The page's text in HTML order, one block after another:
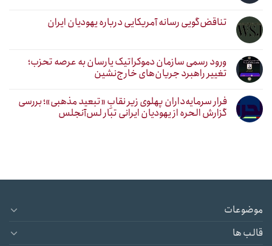
تناقض‌گویی رسانه آمریکایی درباره یهودیان ایران
ورود رسمی سازمان دموکراتیک یارسان به عرصه تحزب؛
تغییر راهبرد جریان‌های خارج‌نشین
فرار سرمایه‌داران پهلوی زیر نقابِ «تبعید مذهبی»؛ بررسی
گزارش الحره از یهودیان ایرانی تبار لس‌آنجلس
موضوعات
قالب ها